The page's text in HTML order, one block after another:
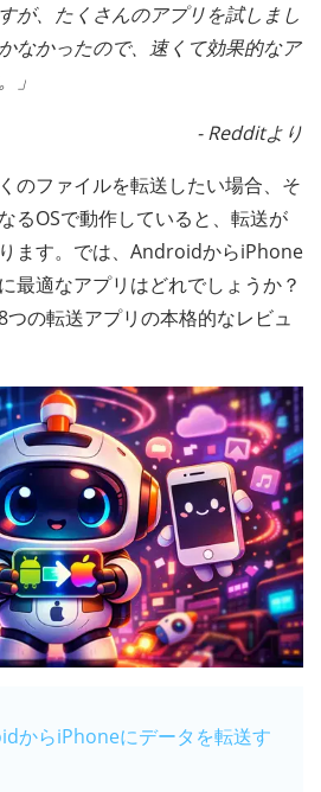
が、たくさんのアプリを試しまし
なかったので、速くて効果的なア
」
- Redditより
のファイルを転送したい場合、そ
るOSで動作していると、転送が
ます。では、AndroidからiPhone
最適なアプリはどれでしょうか？
の転送アプリの本格的なレビュ
からiPhoneにデータを転送す